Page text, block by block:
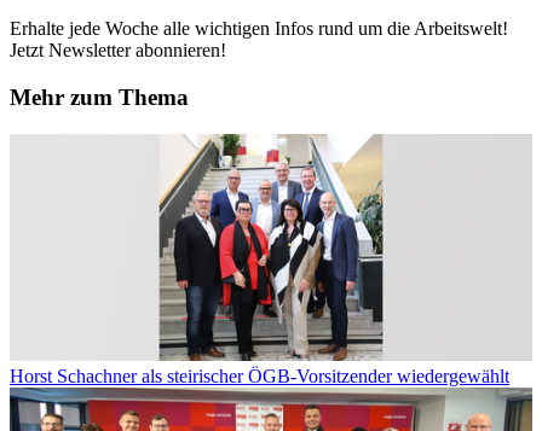
Erhalte jede Woche alle wichtigen Infos rund um die Arbeitswelt!
Jetzt Newsletter abonnieren!
Mehr zum Thema
Horst Schachner als steirischer ÖGB-Vorsitzender wiedergewählt